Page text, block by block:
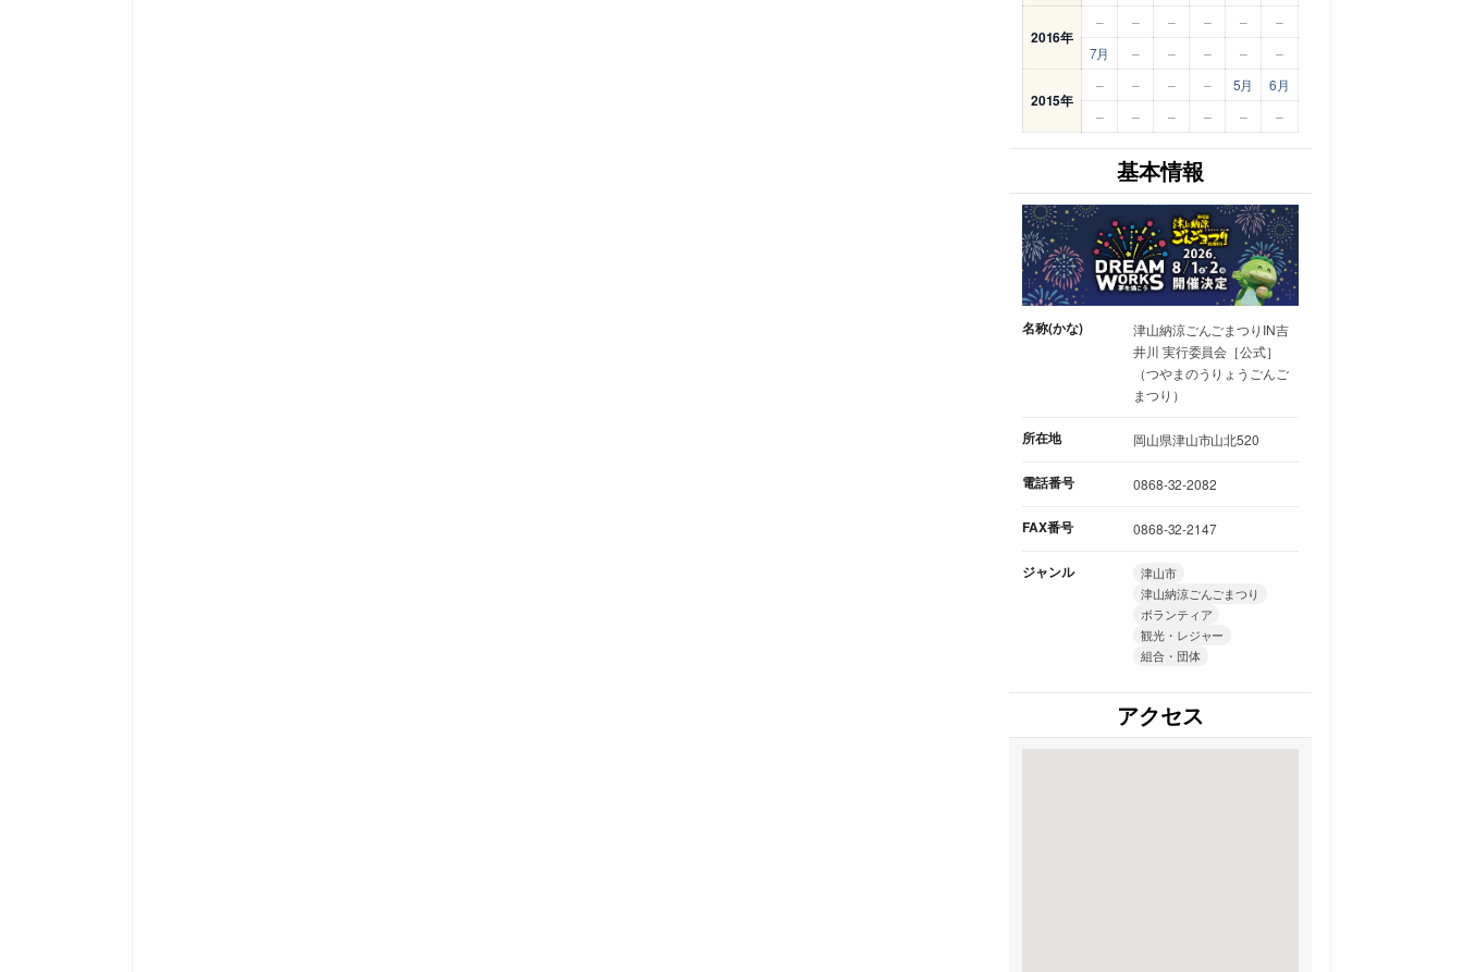
2016年
– – – – –
–
7月
– – – – –
2015年
– – – – 5月
6月
–
– – – – –
基本情報
名称(かな)
津山納涼ごんごまつりIN吉
井川 実行委員会［公式］
（つやまのうりょうごんご
まつり）
所在地 岡山県津山市山北520
電話番号 0868-32-2082
FAX番号 0868-32-2147
ジャンル
津山市
津山納涼ごんごまつり
ボランティア
観光・レジャー
組合・団体
アクセス